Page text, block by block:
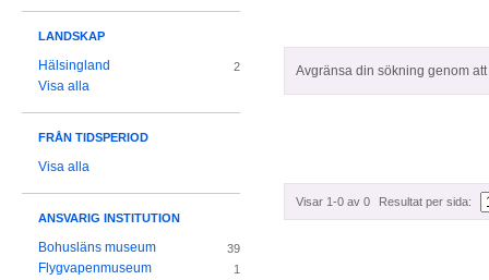
Avgränsa din sökning genom
Visar 1-0 av 0 Resultat per sida:
LANDSKAP
Hälsingland 2
Visa alla
FRÅN TIDSPERIOD
Visa alla
ANSVARIG INSTITUTION
Bohusläns museum 39
Flygvapenmuseum 1